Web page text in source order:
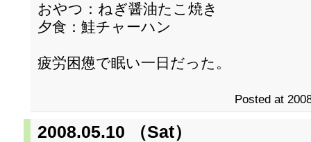
おやつ：ねぎ醤油たこ焼き
夕食：鮭チャーハン
疲労困憊で眠い一日だった。
Posted at
2008.05.10 （Sat）